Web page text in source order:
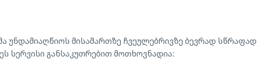
უნდამიაღწიოს მისამართზე ჩვეულებრივზე ბევრად სწრაფად
სერვისი განსაკუთრებით მოთხოვნადია: